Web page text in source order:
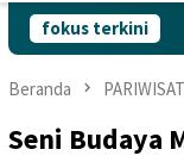
fokus terkini
Beranda
Seni Budaya